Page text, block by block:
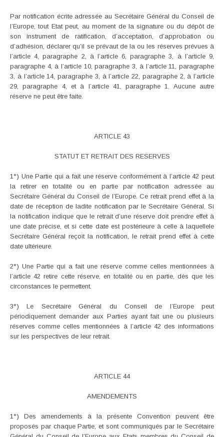
Par notification écrite adressée au Secrétaire Général du Conseil de
l’Europe, tout Etat peut, au moment de la signature ou du dépôt de
son instrument de ratification, d’acceptation, d’approbation ou
d’adhésion, déclarer qu’il se prévaut de la ou les réserves prévues à
l’article 4, paragraphe 2, à l’article 6, paragraphe 3, à l’article 9,
paragraphe 4, à l’article 10, paragraphe 3, à l’article 11, paragraphe
3, à l’article 14, paragraphe 3, à l’article 22, paragraphe 2, à l’article
29, paragraphe 4, et à l’article 41, paragraphe 1. Aucune autre
réserve ne peut être faite.
ARTICLE 43
STATUT ET RETRAIT DES RESERVES
1°) Une Partie qui a fait une réserve conformément à l’article 42 peut
la retirer en totalité ou en partie par notification adressée au
Secrétaire Général du Conseil de l’Europe. Ce retrait prend effet à la
date de réception de ladite notification par le Secrétaire Général. Si
la notification indique que le retrait d’une réserve doit prendre effet à
une date précise, et si cette date est postérieure à celle à laquellele
Secrétaire Général reçoit la notification, le retrait prend effet à cette
date ultérieure.
2°) Une Partie qui a fait une réserve comme celles mentionnées à
l’article 42 retire cette réserve, en totalité ou en partie, dès que les
circonstances le permettent.
3°) Le Secrétaire Général du Conseil de l’Europe peut
périodiquement demander aux Parties ayant fait une ou plusieurs
réserves comme celles mentionnées à l’article 42 des informations
sur les perspectives de leur retrait.
ARTICLE 44
AMENDEMENTS
1°) Des amendements à la présente Convention peuvent être
proposés par chaque Partie, et sont communiqués par le Secrétaire